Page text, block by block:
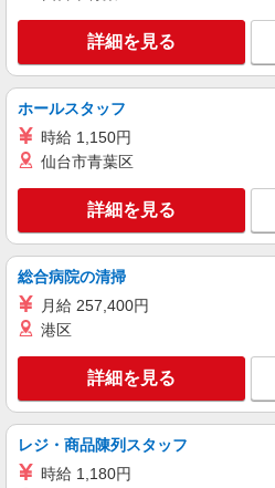
ブあり ★交通費別途支
○。・゜+゜・。○
給(規定有) ゜・。
派遣社員
株式会社シエロ
携帯販売スタッ
日給11200円
○。・゜+゜ 入社祝い
を紹介頂くと, インセ
回払い・週払い可
+゜・。○。・゜+゜
熊本県上益城
キープ
紹介予定派遣
株式会社シエロ
【楽天モバイル
時給1650円〜
残業代支給 ★交通
+゜・。○。・゜+
万円支給(規定有) お友達を紹介頂くと, インセンテ
ィブ支給(規定有) ★月2回払い・週払い可能（規程
有）★ ゜・。○。
熊本県上益城
詳細を見る
ホールスタッフ
時給 1,150円
仙台市青葉区
詳細を見る
総合病院の清掃
月給 257,400円
港区
詳細を見る
レジ・商品陳列スタッフ
時給 1,180円